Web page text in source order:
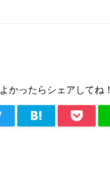
よかったらシェアしてね！